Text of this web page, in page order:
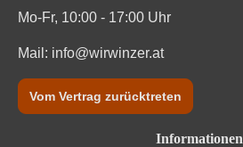
Mo-Fr, 10:00 - 17:00 Uhr
Mail: info@wirwinzer.at
Vom Vertrag zurücktreten
Informationen